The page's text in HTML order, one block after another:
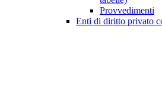
Provvedimenti
Enti di diritto privato